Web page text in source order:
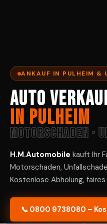
ANKAUF IN PULHEIM &
Auto
in Pulheim
Motorschaden ·
H.M.Automobile kauft Ihr
Motorschaden,
Kostenlose Abholung,
📞 0800 9738080 –